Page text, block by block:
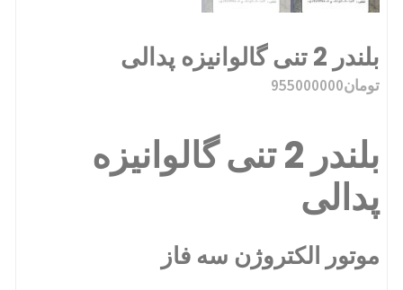
بلندر 2 تنی گالوانیزه پدالی
تومان955000000
بلندر 2 تنی گالوانیزه
پدالی
موتور الکتروژن سه فاز